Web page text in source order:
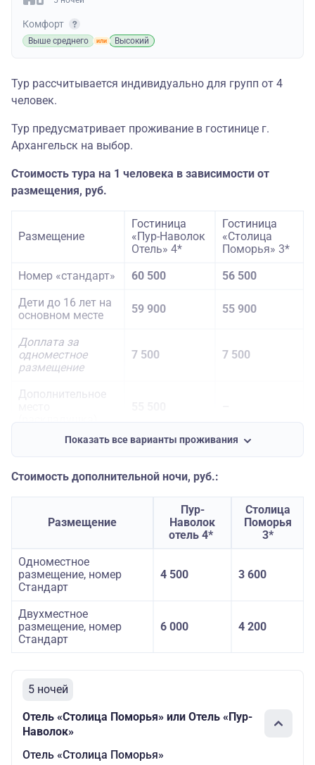
Комфорт
Выше среднего Высокий
Тур рассчитывается индивидуально для групп от 4
человек.
Тур предусматривает проживание в гостинице г.
Архангельск на выбор.
Стоимость тура на 1 человека в зависимости от
размещения, руб.
Размещение
Гостиница
«Пур-Наволок
Отель» 4*
Гостиница
«Столица
Поморья» 3*
Номер «стандарт»
60 500
56 500
Дети до 16 лет на
основном месте
59 900 55 900
Доплата за
одноместное
размещение
7 500 7 500
Дополнительное
Дети до 16 лет на
(раскладушка)
Показать все варианты проживания
Стоимость дополнительной ночи, руб.:
Размещение
Пур-
Наволок
отель 4*
Столица
Поморья
3*
Одноместное
размещение, номер
Стандарт
4 500 3 600
Двухместное
размещение, номер
Стандарт
6 000 4 200
5 ночей
Отель «Столица Поморья» или Отель «Пур-
Наволок»
Отель «Столица Поморья»